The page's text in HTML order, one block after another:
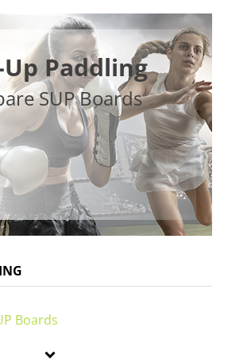
Paddling
SUP Boards
Boards